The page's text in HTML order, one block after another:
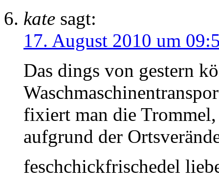
kate sagt:
17. August 2010 um
Das dings von gestern
fixiert man die
aufgrund der
feschchickfrischedel